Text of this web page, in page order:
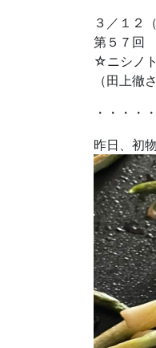
３／１２
第５７回
☆ニシノ
（田上徹
・・・・・
昨日、初